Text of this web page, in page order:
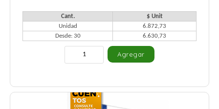
Cant.
$ Unit
Unidad
6.872,73
Desde: 30
6.630,73